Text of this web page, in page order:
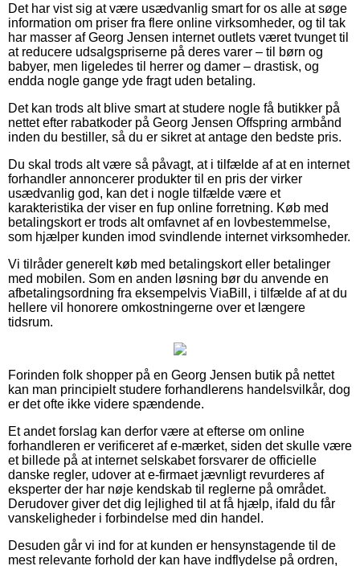
Det har vist sig at være usædvanlig smart for os alle at søge
information om priser fra flere online virksomheder, og til tak
har masser af Georg Jensen internet outlets været tvunget til
at reducere udsalgspriserne på deres varer – til børn og
babyer, men ligeledes til herrer og damer – drastisk, og
endda nogle gange yde fragt uden betaling.
Det kan trods alt blive smart at studere nogle få butikker på
nettet efter rabatkoder på Georg Jensen Offspring armbånd
inden du bestiller, så du er sikret at antage den bedste pris.
Du skal trods alt være så påvagt, at i tilfælde af at en internet
forhandler annoncerer produkter til en pris der virker
usædvanlig god, kan det i nogle tilfælde være et
karakteristika der viser en fup online forretning. Køb med
betalingskort er trods alt omfavnet af en lovbestemmelse,
som hjælper kunden imod svindlende internet virksomheder.
Vi tilråder generelt køb med betalingskort eller betalinger
med mobilen. Som en anden løsning bør du anvende en
afbetalingsordning fra eksempelvis ViaBill, i tilfælde af at du
hellere vil honorere omkostningerne over et længere
tidsrum.
Forinden folk shopper på en Georg Jensen butik på nettet
kan man principielt studere forhandlerens handelsvilkår, dog
er det ofte ikke videre spændende.
Et andet forslag kan derfor være at efterse om online
forhandleren er verificeret af e-mærket, siden det skulle være
et billede på at internet selskabet forsvarer de officielle
danske regler, udover at e-firmaet jævnligt revurderes af
eksperter der har nøje kendskab til reglerne på området.
Derudover giver det dig lejlighed til at få hjælp, ifald du får
vanskeligheder i forbindelse med din handel.
Desuden går vi ind for at kunden er hensynstagende til de
mest relevante forhold der kan have indflydelse på ordren,